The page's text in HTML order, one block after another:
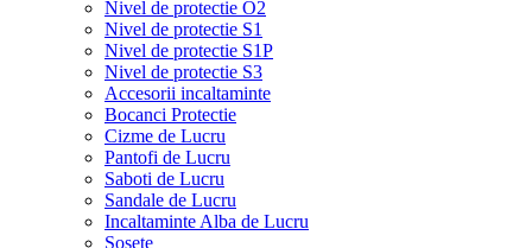
Nivel de protectie O2
Nivel de protectie S1
Nivel de protectie S1P
Nivel de protectie S3
Accesorii incaltaminte
Bocanci Protectie
Cizme de Lucru
Pantofi de Lucru
Saboti de Lucru
Sandale de Lucru
Incaltaminte Alba de Lucru
Sosete